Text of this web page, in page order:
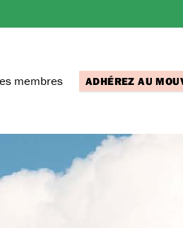
membres ADHÉREZ AU